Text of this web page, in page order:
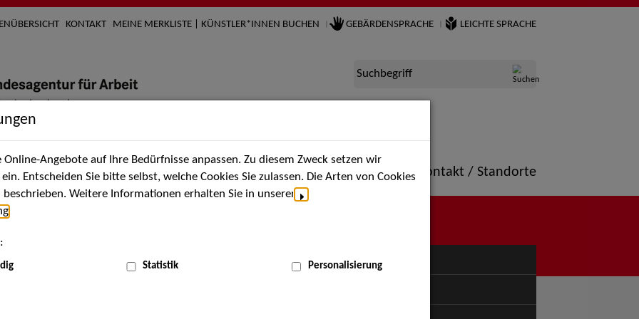
KONTAKT MEINE MERKLISTE | KÜNSTLER*INNEN BUCHEN GEBÄRDENSPRACHE LEICHTE SPRACHE
Suchbegriff
Künstler*innen Über uns Aktuelles Termine Portfolio Kontakt / Standorte
MENÜ
Angebote auf Ihre Bedürfnisse anpassen. Zu diesem Zweck setzen wir
Entscheiden Sie bitte selbst, welche Cookies Sie zulassen. Die Arten von Cookies
Weitere Informationen erhalten Sie in unserer
Statistik Personalisierung